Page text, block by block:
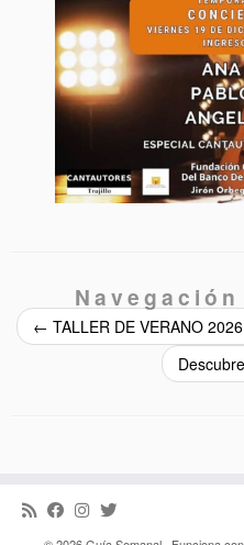
← TALLER DE VERANO